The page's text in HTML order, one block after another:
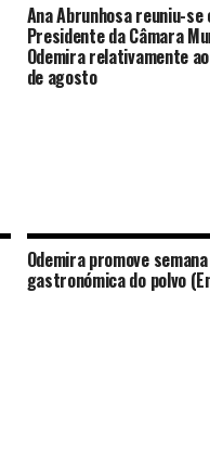
Ana Abrunhosa reuniu-se
Presidente da Câmara
Odemira relativamente
de agosto
Odemira promove semana
gastronómica do polvo